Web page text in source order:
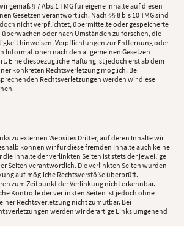
gemäß § 7 Abs.1 TMG für eigene Inhalte auf diesen
Gesetzen verantwortlich. Nach §§ 8 bis 10 TMG sind
nicht verpflichtet, übermittelte oder gespeicherte
oder nach Umständen zu forschen, die
hinweisen. Verpflichtungen zur Entfernung oder
Informationen nach den allgemeinen Gesetzen
Eine diesbezügliche Haftung ist jedoch erst ab dem
konkreten Rechtsverletzung möglich. Bei
Rechtsverletzungen werden wir diese
zu externen Websites Dritter, auf deren Inhalte wir
können wir für diese fremden Inhalte auch keine
die Inhalte der verlinkten Seiten ist stets der jeweilige
Seiten verantwortlich. Die verlinkten Seiten wurden
auf mögliche Rechtsverstöße überprüft.
zum Zeitpunkt der Verlinkung nicht erkennbar.
Kontrolle der verlinkten Seiten ist jedoch ohne
Rechtsverletzung nicht zumutbar. Bei
werden wir derartige Links umgehend